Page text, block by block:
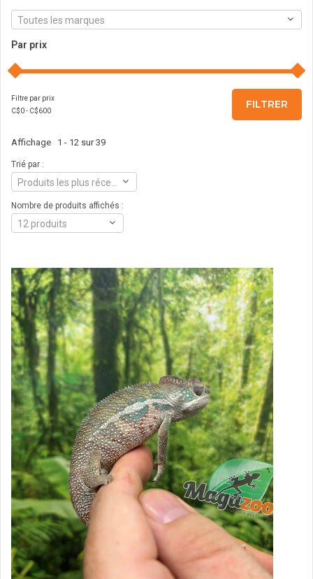
Toutes les marques
Par prix
Filtre par prix
C$0- C$600
FILTRER
Affichage 1 - 12 sur 39
Trié par :
Nombre de produits affichés :
12 produits